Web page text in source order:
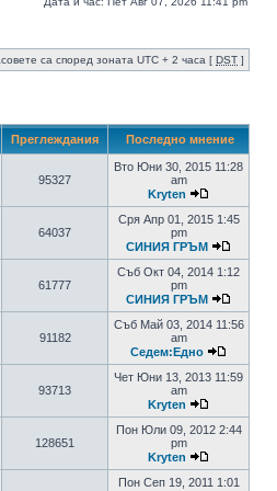
са според зоната UTC + 2 часа [ DST ]
Преглеждания Последно мнение
95327
Вто Юни 30, 2015 11:28
am
Kryten
64037
Сря Апр 01, 2015 1:45
pm
СИНИЯ ГРЪМ
61777
Съб Окт 04, 2014 1:12
pm
СИНИЯ ГРЪМ
91182
Съб Май 03, 2014 11:56
am
Седем:Едно
93713
Чет Юни 13, 2013 11:59
am
Kryten
128651
Пон Юли 09, 2012 2:44
pm
Kryten
Пон Сеп 19, 2011 1:01